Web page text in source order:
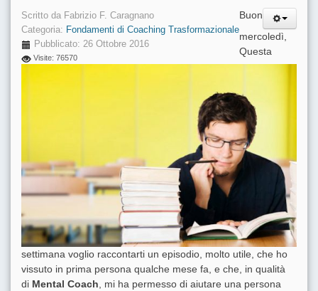
Scritto da Fabrizio F. Caragnano
Categoria: Fondamenti di Coaching Trasformazionale
Pubblicato: 26 Ottobre 2016
Visite: 76570
Buon
mercoledì,
Questa
settimana voglio raccontarti un episodio, molto utile, che ho
vissuto in prima persona qualche mese fa, e che, in qualità
di Mental Coach , mi ha permesso di aiutare una persona